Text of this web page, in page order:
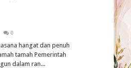
0
hangat dan penuh
tamah Pemerintah
dalam ran...